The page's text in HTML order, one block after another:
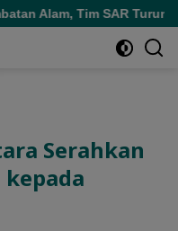
Tim SAR Turun Tangan
Serahkan